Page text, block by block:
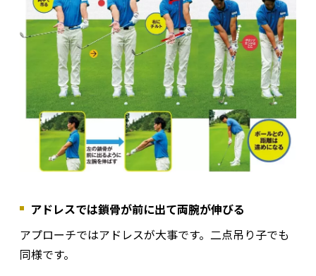
アドレスでは鎖骨が前に出て両腕が伸びる
アプローチではアドレスが大事です。二点吊り子でも
同様です。